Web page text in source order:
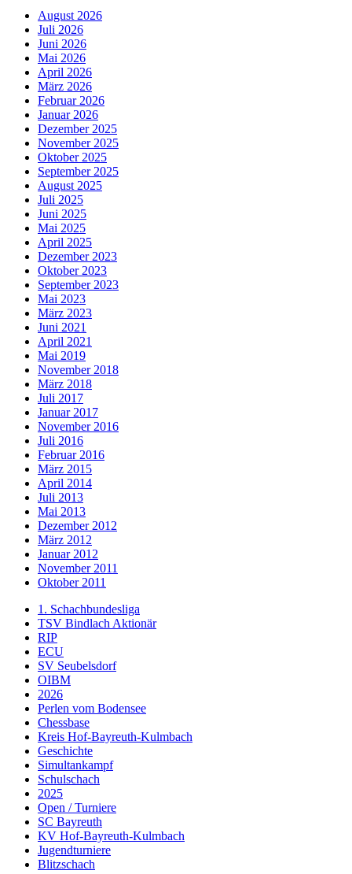
August 2026
Juli 2026
Juni 2026
Mai 2026
April 2026
März 2026
Februar 2026
Januar 2026
Dezember 2025
November 2025
Oktober 2025
September 2025
August 2025
Juli 2025
Juni 2025
Mai 2025
April 2025
Dezember 2023
Oktober 2023
September 2023
Mai 2023
März 2023
Juni 2021
April 2021
Mai 2019
November 2018
März 2018
Juli 2017
Januar 2017
November 2016
Juli 2016
Februar 2016
März 2015
April 2014
Juli 2013
Mai 2013
Dezember 2012
März 2012
Januar 2012
November 2011
Oktober 2011
1. Schachbundesliga
TSV Bindlach Aktionär
RIP
ECU
SV Seubelsdorf
OIBM
2026
Perlen vom Bodensee
Chessbase
Kreis Hof-Bayreuth-Kulmbach
Geschichte
Simultankampf
Schulschach
2025
Open / Turniere
SC Bayreuth
KV Hof-Bayreuth-Kulmbach
Jugendturniere
Blitzschach